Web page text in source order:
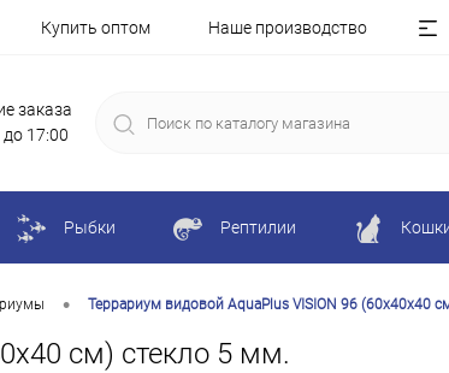
Купить оптом Наше производство
заказа
17:00
Рыбки Рептилии
• Террариум видовой AquaPlus VISION 96 (60х40х40
см) стекло 5 мм.